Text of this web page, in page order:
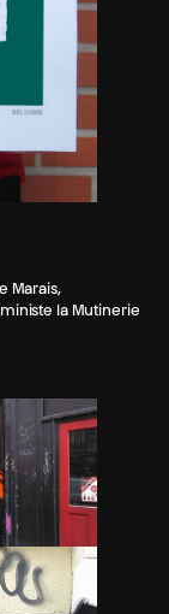
Marais,
la Mutinerie